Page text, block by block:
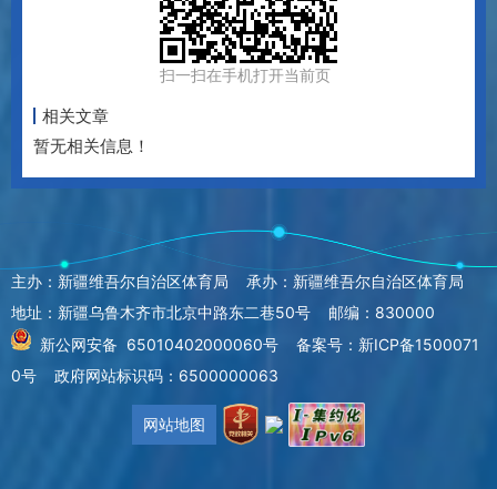
扫一扫在手机打开当前页
相关文章
暂无相关信息！
主办：新疆维吾尔自治区体育局 承办：新疆维吾尔自治区体育局
地址：新疆乌鲁木齐市北京中路东二巷50号 邮编：830000
新公网安备 65010402000060号
备案号：新ICP备1500071
0号 政府网站标识码：6500000063
网站地图